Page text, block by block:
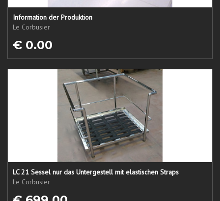
Information der Produktion
Le Corbusier
€ 0.00
LC 21 Sessel nur das Untergestell mit elastischen Straps
Le Corbusier